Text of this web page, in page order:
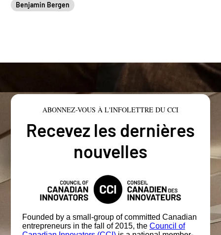
Benjamin Bergen
ABONNEZ-VOUS À L'INFOLETTRE DU CCI
Recevez les dernières
nouvelles